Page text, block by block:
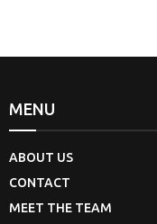
MENU
ABOUT US
CONTACT
MEET THE TEAM